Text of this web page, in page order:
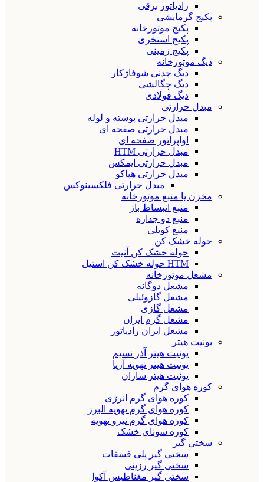
رادیاتور برقی
پکیج گرمایشی
پکیج موتورخانه
پکیج استخری
پکیج زمینی
دیگ موتورخانه
دیگ چدنی شوفاژکار
دیگ چگالشی
دیگ فولادی
مبدل حرارتی
مبدل حرارتی پوسته و لوله
مبدل حرارتی صفحه ای
اواپراتور صفحه ای
مبدل حرارتی HTM
مبدل حرارتی ایمکس
مبدل حرارتی هپاکو
مبدل حرارتی فلکسینوکس
مخزن یا منبع موتورخانه
منبع انبساط باز
منبع دو جداره
منبع کویلی
حوله خشک کن
حوله خشک کن آنیت
HTM حوله خشک کن استیل
مشعل موتورخانه
مشعل دوگانه
مشعل گازوئیلی
مشعل گازی
مشعل گرم ایران
مشعل ایران رادیاتور
یونیت هیتر
یونیت هیتر آذر نسیم
یونیت هیتر تهویه آریا
یونیت هیتر ساران
کوره هوای گرم
کوره هوای گرم انرژی
کوره هوای گرم تهویه البرز
کوره هوای گرم نیرو تهویه
کوره سونای خشک
سختی گیر
سختی گیر پلی فسفات
سختی گیر رزینی
سختی گیر مغناطیس آکوا